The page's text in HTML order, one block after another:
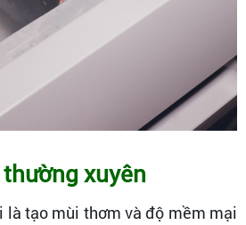
xuyên
là tạo mùi thơm và độ mềm mại